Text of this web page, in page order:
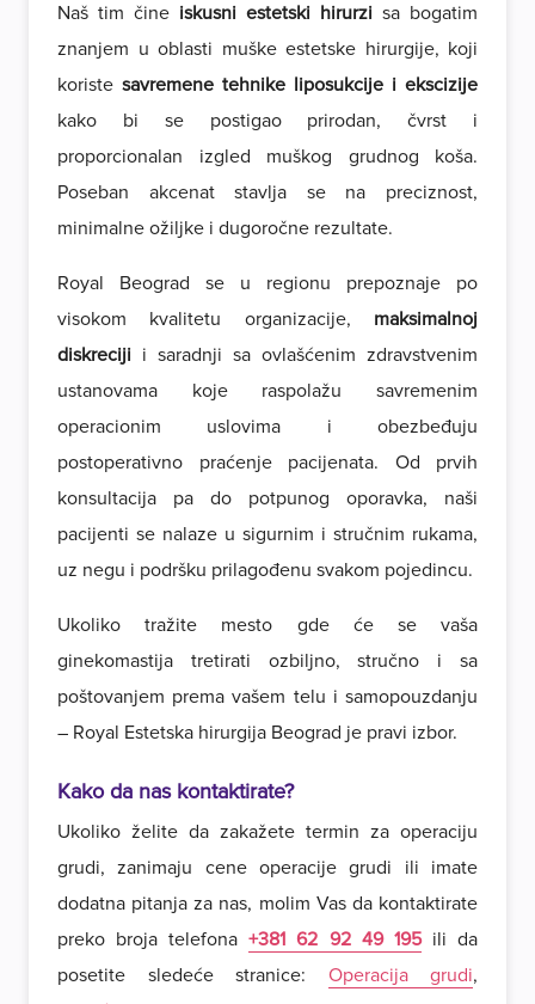
Naš tim čine iskusni estetski hirurzi sa bogatim
znanjem u oblasti muške estetske hirurgije, koji
koriste savremene tehnike liposukcije i ekscizije
kako bi se postigao prirodan, čvrst i
proporcionalan izgled muškog grudnog koša.
Poseban akcenat stavlja se na preciznost,
minimalne ožiljke i dugoročne rezultate.
Royal Beograd se u regionu prepoznaje po
visokom kvalitetu organizacije, maksimalnoj
diskreciji i saradnji sa ovlašćenim zdravstvenim
ustanovama koje raspolažu savremenim
operacionim uslovima i obezbeđuju
postoperativno praćenje pacijenata. Od prvih
konsultacija pa do potpunog oporavka, naši
pacijenti se nalaze u sigurnim i stručnim rukama,
uz negu i podršku prilagođenu svakom pojedincu.
Ukoliko tražite mesto gde će se vaša
ginekomastija tretirati ozbiljno, stručno i sa
poštovanjem prema vašem telu i samopouzdanju
– Royal Estetska hirurgija Beograd je pravi izbor.
Kako da nas kontaktirate?
Ukoliko želite da zakažete termin za operaciju
grudi, zanimaju cene operacije grudi ili imate
dodatna pitanja za nas, molim Vas da kontaktirate
preko broja telefona+381 62 92 49 195ili da
posetite sledeće stranice: Operacija grudi,